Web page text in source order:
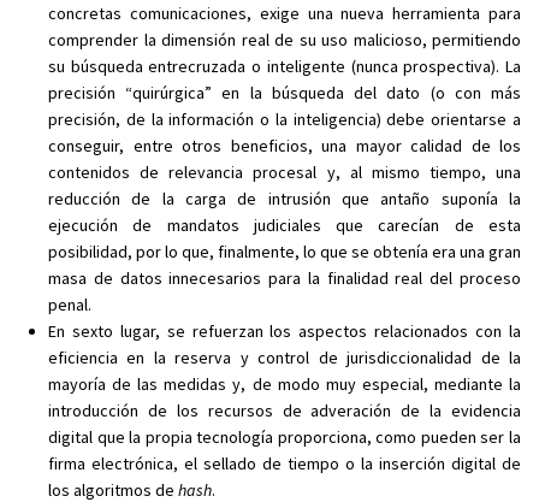
concretas comunicaciones, exige una nueva herramienta para
comprender la dimensión real de su uso malicioso, permitiendo
su búsqueda entrecruzada o inteligente (nunca prospectiva). La
precisión “quirúrgica” en la búsqueda del dato (o con más
precisión, de la información o la inteligencia) debe orientarse a
conseguir, entre otros beneficios, una mayor calidad de los
contenidos de relevancia procesal y, al mismo tiempo, una
reducción de la carga de intrusión que antaño suponía la
ejecución de mandatos judiciales que carecían de esta
posibilidad, por lo que, finalmente, lo que se obtenía era una gran
masa de datos innecesarios para la finalidad real del proceso
penal.
En sexto lugar, se refuerzan los aspectos relacionados con la
eficiencia en la reserva y control de jurisdiccionalidad de la
mayoría de las medidas y, de modo muy especial, mediante la
introducción de los recursos de adveración de la evidencia
digital que la propia tecnología proporciona, como pueden ser la
firma electrónica, el sellado de tiempo o la inserción digital de
los algoritmos de hash.